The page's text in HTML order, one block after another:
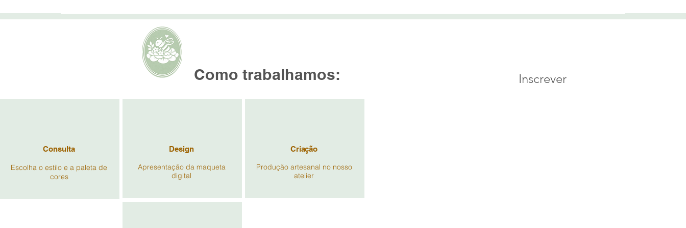
Como trabalhamos: Inscrever
Consulta
Escolha o estilo e a paleta de
cores
Design
Apresentação da maqueta
digital
Criação
Produção artesanal no nosso
atelier